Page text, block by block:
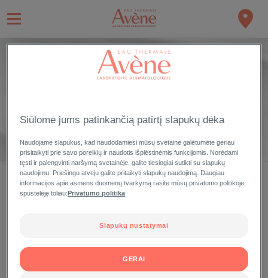
PRIEMONIŲ LINIJA TRIXERA NUTRITION
(kūdikiams nuo 1 mėnesio).
PASKYRA
Siūlome jums patinkančią patirtį slapukų dėka
Naudojame slapukus, kad naudodamiesi mūsų svetaine galėtumėte geriau
prisitaikyti prie savo poreikių ir naudotis išplėstinėmis funkcijomis. Norėdami
tęsti ir palengvinti naršymą svetainėje, galite tiesiogiai sutikti su slapukų
naudojimu. Priešingu atveju galite pritaikyti slapukų naudojimą. Daugiau
informacijos apie asmens duomenų tvarkymą rasite mūsų privatumo politikoje,
spustelėję toliau: Privatumo politika
Slapukų nustatymai
GERAI